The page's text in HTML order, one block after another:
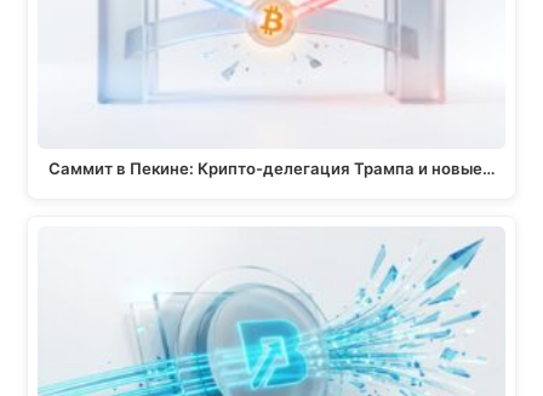
Саммит в Пекине: Крипто-делегация Трампа и новые…